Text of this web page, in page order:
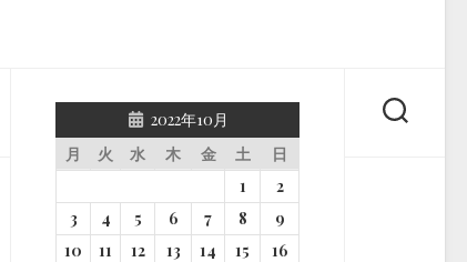
2022年10月
月
火 水 木 金 土
日
1
2
3
4 5 6 7 8
9
10
11 12 13 14 15
16